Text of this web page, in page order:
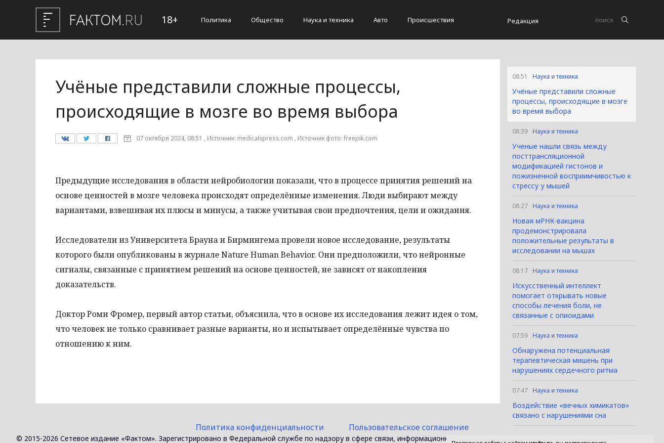
18+ Политика Общество Наука и техника Авто Происшествия Редакция
Учёные представили сложные процессы,
происходящие в мозге во время выбора
07 октября 2024, 08:51 , Источник: medicalxpress.com , Источник фото: freepik.com
Предыдущие исследования в области нейробиологии показали, что в процессе принятия решений на
основе ценностей в мозге человека происходят определённые изменения. Люди выбирают между
вариантами, взвешивая их плюсы и минусы, а также учитывая свои предпочтения, цели и ожидания.
Исследователи из Университета Брауна и Бирмингема провели новое исследование, результаты
которого были опубликованы в журнале Nature Human Behavior. Они предположили, что нейронные
сигналы, связанные с принятием решений на основе ценностей, не зависят от накопления
доказательств.
Доктор Роми Фромер, первый автор статьи, объяснила, что в основе их исследования лежит идея о том,
что человек не только сравнивает разные варианты, но и испытывает определённые чувства по
отношению к ним.
08:51 Наука и техника
Учёные представили сложные
процессы, происходящие в мозге
во время выбора
08:39 Наука и техника
Ученые нашли связь между
посттрансляционной
модификацией гистонов и
пожизненной восприимчивостью к
стрессу у мышей
08:27 Наука и техника
Новая мРНК-вакцина
продемонстрировала
положительные результаты в
исследовании на мышах
08:17 Наука и техника
Искусственный интеллект
помогает открывать новые
способы лечения боли, не
связанные с опиоидами
07:59 Наука и техника
Обнаружена потенциальная
терапевтическая мишень при
нарушениях сердечного ритма
07:47 Наука и техника
Воздействие «вечных химикатов»
связано с нарушениями сна
Политика конфиденциальности Пользовательское соглашение
© 2015-2026 Сетевое издание «Фактом». Зарегистрировано в Федеральной службе по надзору в сфере связи, информационных технологий и массовых коммуникаций (Роскомнадзор).